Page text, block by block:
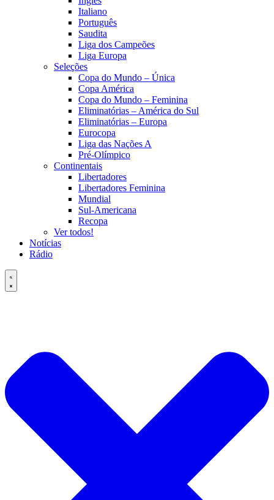
Italiano
Português
Saudita
Liga dos Campeões
Liga Europa
Seleções
Copa do Mundo – Única
Copa América
Copa do Mundo – Feminina
Eliminatórias – América do Sul
Eliminatórias – Europa
Eurocopa
Liga das Nações A
Pré-Olímpico
Continentais
Libertadores
Libertadores Feminina
Mundial
Sul-Americana
Recopa
Ver todos!
Notícias
Rádio